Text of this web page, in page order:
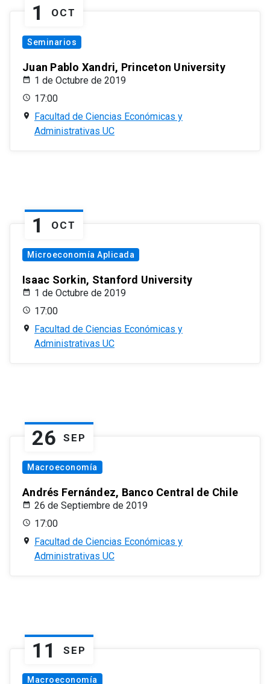
1 OCT
Seminarios
Juan Pablo Xandri, Princeton University
1 de Octubre de 2019
17:00
Facultad de Ciencias Económicas y
Administrativas UC
1 OCT
Microeconomía Aplicada
Isaac Sorkin, Stanford University
1 de Octubre de 2019
17:00
Facultad de Ciencias Económicas y
Administrativas UC
26 SEP
Macroeconomía
Andrés Fernández, Banco Central de Chile
26 de Septiembre de 2019
17:00
Facultad de Ciencias Económicas y
Administrativas UC
11 SEP
Macroeconomía